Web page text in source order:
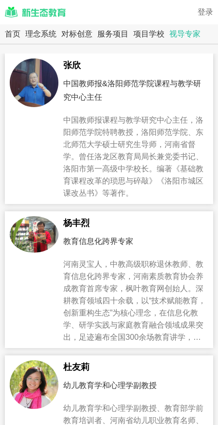
登录
首页 理念系统 对标创意 服务项目 项目学校 视导专家
张欣
中国教师报&洛阳师范学院课程与教学研
究中心主任
中国教师报课程与教学研究中心主任，洛
阳师范学院特聘教授，洛阳师范学院、东
北师范大学硕士研究生导师，河南省督
学。曾任洛龙区教育局局长兼党委书记、
洛阳市第一高级中学校长。编著《基础教
育课程改革的琐思与碎敲》《洛阳市城区
课改丛书》等著作。
杨丰烈
教育信息化跨界专家
河南灵宝人，中教高级职称退休教师、教
育信息化跨界专家，河南素质教育协会养
成教育首席专家，枫叶教育网创始人。深
耕教育领域四十余载，以“技术赋能教育，
创新重构生态”为核心理念，在信息化教
学、研学实践与家庭教育融合领域成果突
出，足迹遍布全国300余场教育讲学，构
建“家校社”一体化素质教育新生态。
杜友莉
幼儿教育学和心理学副教授
幼儿教育学和心理学副教授、教育部学前
教育培训者、河南省幼儿职业教育名师、